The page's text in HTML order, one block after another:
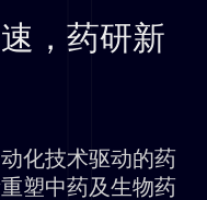
，药研新
化技术驱动的药
塑中药及生物药